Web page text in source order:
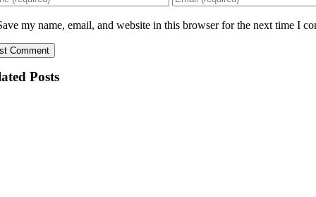
my name, email, and website in this browser for the next time I
Posts